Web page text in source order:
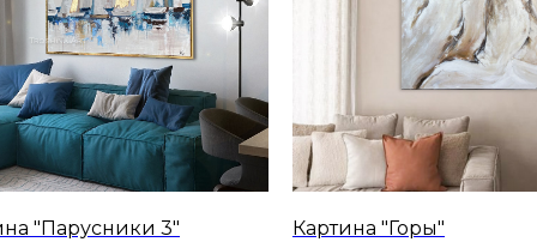
"Парусники 3" Картина "Горы"